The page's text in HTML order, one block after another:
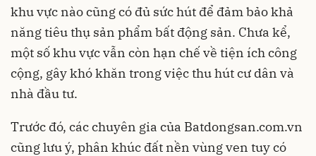
khu vực nào cũng có đủ sức hút để đảm bảo khả
năng tiêu thụ sản phẩm bất động sản. Chưa kể,
một số khu vực vẫn còn hạn chế về tiện ích công
cộng, gây khó khăn trong việc thu hút cư dân và
nhà đầu tư.
Trước đó, các chuyên gia của Batdongsan.com.vn
cũng lưu ý, phân khúc đất nền vùng ven tuy có